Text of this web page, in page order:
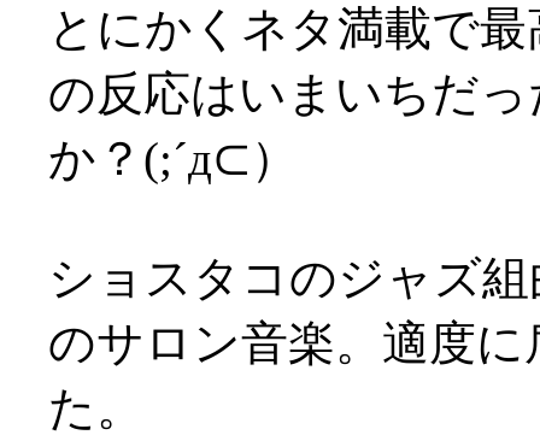
とにかくネタ満載で
の反応はいまいちだ
か？(;´д⊂）
ショスタコのジャズ
のサロン音楽。適度
た。